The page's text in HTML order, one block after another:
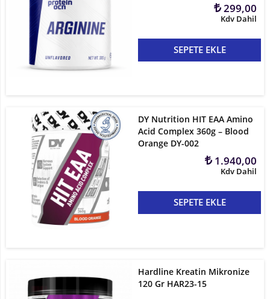
299,00
Kdv Dahil
SEPETE EKLE
DY Nutrition HIT EAA Amino
Acid Complex 360g – Blood
Orange DY-002
1.940,00
Kdv Dahil
SEPETE EKLE
Hardline Kreatin Mikronize
120 Gr HAR23-15